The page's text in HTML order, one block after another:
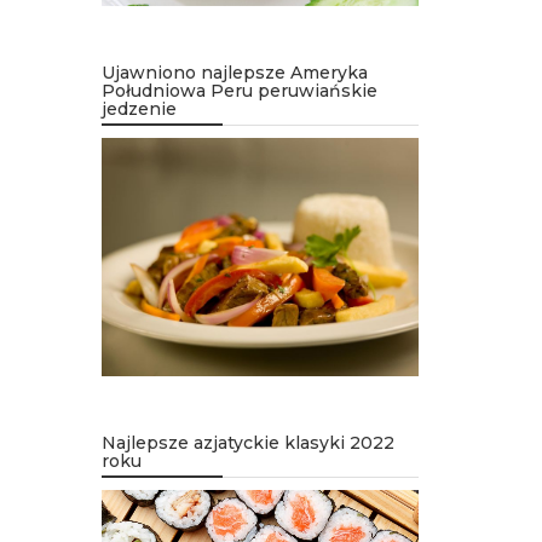
Ujawniono najlepsze Ameryka
Południowa Peru peruwiańskie
jedzenie
Najlepsze azjatyckie klasyki 2022
roku